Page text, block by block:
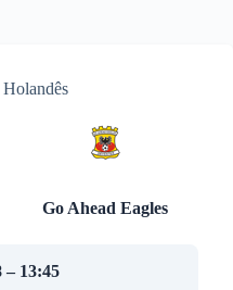
Go Ahead Eagles
– 13:45